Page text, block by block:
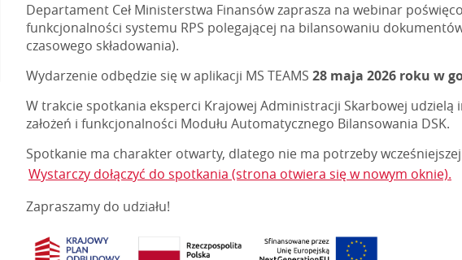
Departament Ceł Ministerstwa Finansów zaprasza na webinar
funkcjonalności systemu RPS polegającej na bilansowaniu
czasowego składowania).
Wydarzenie odbędzie się w aplikacji MS TEAMS 28 maja 2026 roku w
W trakcie spotkania eksperci Krajowej Administracji Skarbowej
założeń i funkcjonalności Modułu Automatycznego Bilansowania DSK.
Spotkanie ma charakter otwarty, dlatego nie ma potrzeby
Wystarczy dołączyć do spotkania (strona otwiera się w nowym oknie).
Zapraszamy do udziału!